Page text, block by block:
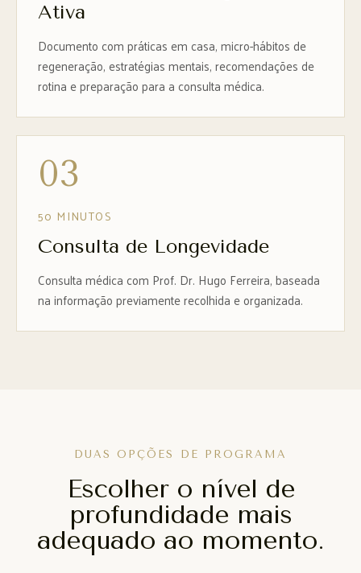
Ativa
Documento com práticas em casa, micro-hábitos de
regeneração, estratégias mentais, recomendações de
rotina e preparação para a consulta médica.
03
50 MINUTOS
Consulta de Longevidade
Consulta médica com Prof. Dr. Hugo Ferreira, baseada
na informação previamente recolhida e organizada.
DUAS OPÇÕES DE PROGRAMA
Escolher o nível de
profundidade mais
adequado ao momento.